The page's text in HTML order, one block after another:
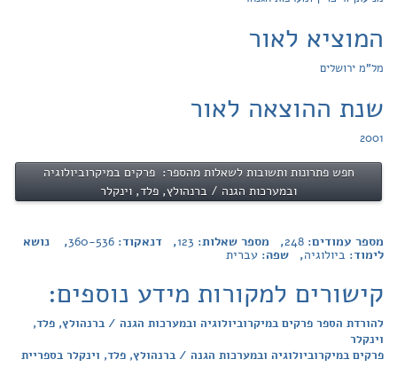
המוציא לאור
מל"מ ירושלים
שנת ההוצאה לאור
2001
חפש פתרונות ותשובות לשאלות מהספר: פרקים במיקרוביולוגיה
ובמערכות הגנה / ברנהולץ, פלד, וינקלר
מספר עמודים: 248, מספר שאלות: 123, דנאקוד: 360-536, נושא
לימוד: ביולוגיה, שפה: עברית
קישורים למקורות מידע נוספים:
להורדת הספר פרקים במיקרוביולוגיה ובמערכות הגנה / ברנהולץ, פלד,
וינקלר
פרקים במיקרוביולוגיה ובמערכות הגנה / ברנהולץ, פלד, וינקלר בספריית